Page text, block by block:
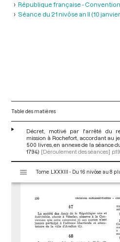
République française -
Séance du 21 nivôse an II (10
Table des matières
Décret, motivé par l'arrêté du
mission à Rochefort, accordant au
500 livres, en annexe de la séance
1794) [Déroulement des séances]
s